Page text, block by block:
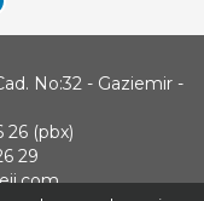
No:32 - Gaziemir -
26 (pbx)
29